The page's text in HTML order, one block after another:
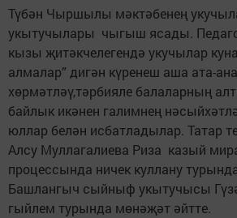
Түбән Чыршылы мәктәбенең
укытучылары чыгыш ясады.
кызы җитәкчелегендә укучылар
алмалар” дигән күренеш аша ата-
хөрмәтләү,тәрбияле балаларның
байлык икәнен галимнең
юллар белән исбатладылар. Татар
Алсу Муллагалиева Риза казый
процессында ничек куллану
Башлангыч сыйныф укытучысы
гыйлем турында мөнәҗәт әйтте.